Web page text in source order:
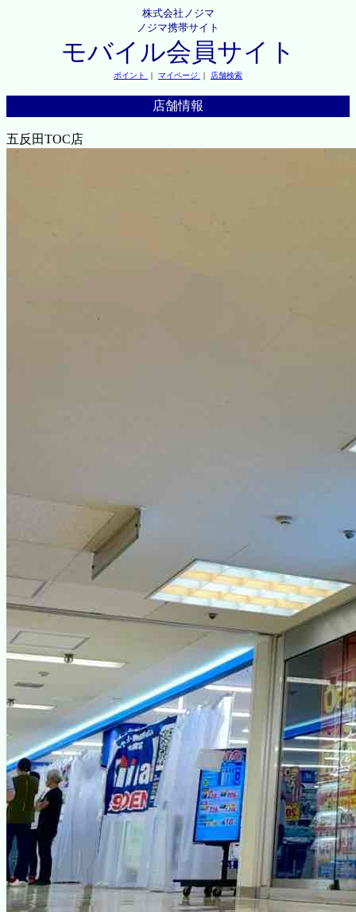
株式会社ノジマ
ノジマ携帯サイト
モバイル会員サイト
ポイント ｜ マイページ ｜ 店舗検索
店舗情報
五反田TOC店